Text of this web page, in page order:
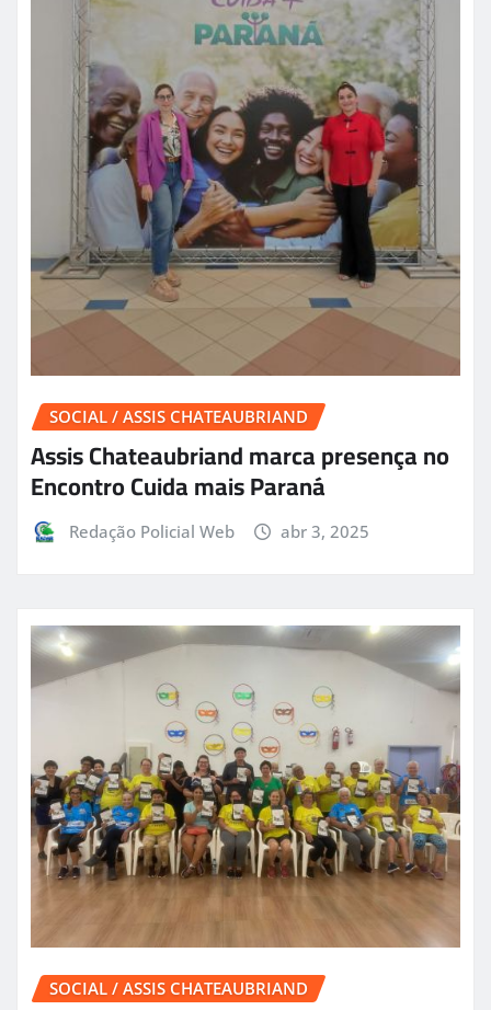
SOCIAL / ASSIS CHATEAUBRIAND
Assis Chateaubriand marca presença no
Encontro Cuida mais Paraná
Redação Policial Web abr 3, 2025
SOCIAL / ASSIS CHATEAUBRIAND